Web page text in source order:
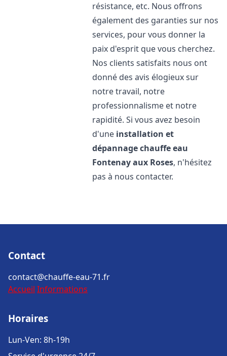
résistance, etc. Nous offrons
également des garanties sur nos
services, pour vous donner la
paix d'esprit que vous cherchez.
Nos clients satisfaits nous ont
donné des avis élogieux sur
notre travail, notre
professionnalisme et notre
rapidité. Si vous avez besoin
d'une installation et
dépannage chauffe eau
Fontenay aux Roses, n'hésitez
pas à nous contacter.
Contact
contact@chauffe-eau-71.fr
Accueil Informations
Horaires
Lun-Ven: 8h-19h